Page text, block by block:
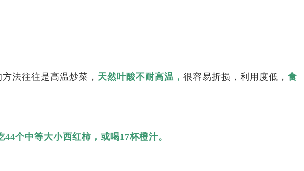
法往往是高温炒菜， 天然叶酸不耐高温， 很容易折损，利用度低， 食
个中等大小西红柿，或喝17杯橙汁。